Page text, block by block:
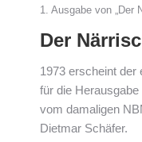
1. Ausgabe von „Der
Der
1973 erscheint der
für die
vom damaligen
Dietmar Schäfer.